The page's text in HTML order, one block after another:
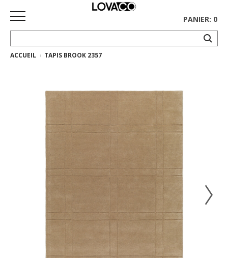
ACCUEIL
Collection
Collection
Ethnicraft
Collection
démonstrateurs
PANIER: 0
ACCUEIL TAPIS BROOK 2357